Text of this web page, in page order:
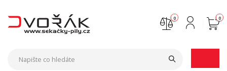
0
0